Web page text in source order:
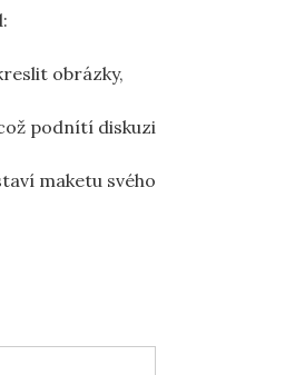
obrázky,
podnítí diskuzi‍
maketu svého